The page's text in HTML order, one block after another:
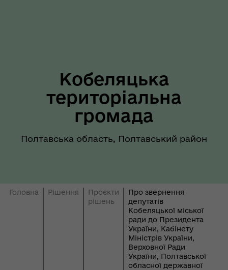
Кобеляцька
територіальна
громада
Полтавська область, Полтавський район
Головна Рішення
Проєкти
рішень
Про звернення
депутатів
Кобеляцької міської
ради до Президента
України, Кабінету
Міністрів України,
Верховної Ради
України, Полтавської
обласної державної